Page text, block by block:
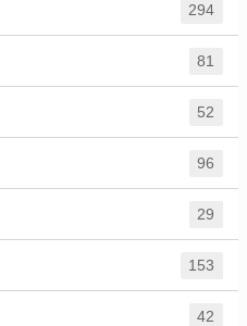
294
81
52
96
29
153
42